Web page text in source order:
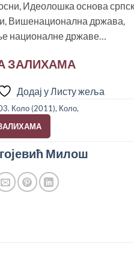
Идеолошка основа
Вишенационална држава,
националне државе…
ЗАЛИХАМА
Додај у Листу жеља
Коло (2011), Коло,
Милош